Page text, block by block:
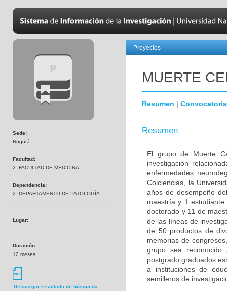
Sede:
Bogotá
Facultad:
2- FACULTAD DE MEDICINA
Dependencia:
2- DEPARTAMENTO DE PATOLOGÍA
Lugar:
---
Duración:
12 meses
Descargar resultado de búsqueda
Proyectos
MUERTE
Resumen | Convocatoria
Resumen
El grupo de Muerte
investigación
enfermedades
Colciencias, la
años de desempeño
maestría y 1
doctorado y 11 de
de las líneas de
de 50 productos de
memorias de
grupo sea
postgrado graduados
a instituciones de
semilleros de